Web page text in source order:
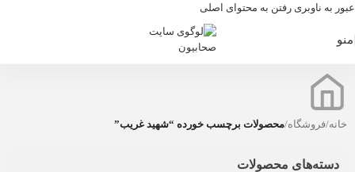
عبور به ناوبری رفتن به محتوای اصلی
منو
خانه/فروشگاه/محصولات برچسب خورده “شهید غریب”
دسته‌های محصولات